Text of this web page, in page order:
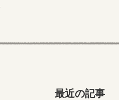
最近の記事